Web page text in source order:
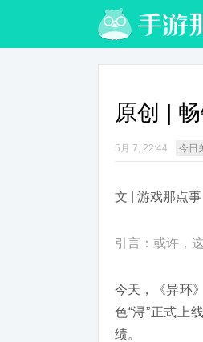
原创 |
5月 7, 22:44 今日
文 | 游戏那点
引言：或许，
今天，《异环
色“浔”正式上
绩。